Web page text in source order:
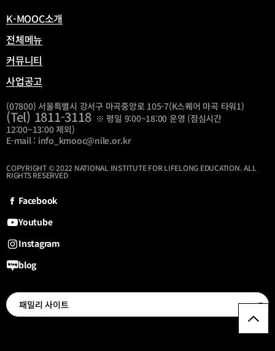
상
K-MOOC소개
전체메뉴
커뮤니티
사업공고
(07800) 서울특별시 강서구 마곡중앙로 105-7(K스퀘어 마곡 타워1)
(Tel) 1811-3118※ 평일 9:00~18:00 운영 (점심시간
12:00~13:00 제외)
E-mail : info_kmooc@nile.or.kr
COPYRIGHT © 2022 NATIONAL INSTITUTE FOR LIFELONG EDUCATION. ALL
RIGHTS RESERVED
Facebook
Youtube
Instagram
blog
패밀리 사이트
선